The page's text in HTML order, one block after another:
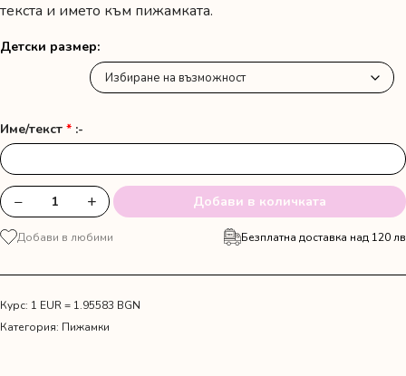
текста и името към пижамката.
Детски размер
Име/текст * :-
количество
за
Детска
сърничка
− + Добави в количката
Добави в любими Безплатна доставка над 120 лв
Курс: 1 EUR = 1.95583 BGN
Категория: Пижамки